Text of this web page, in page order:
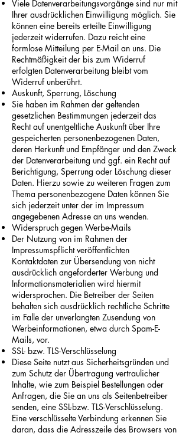
Viele Datenverarbeitungsvorgänge sind nur mit
Ihrer ausdrücklichen Einwilligung möglich. Sie
können eine bereits erteilte Einwilligung
jederzeit widerrufen. Dazu reicht eine
formlose Mitteilung per E-Mail an uns. Die
Rechtmäßigkeit der bis zum Widerruf
erfolgten Datenverarbeitung bleibt vom
Widerruf unberührt.
Auskunft, Sperrung, Löschung
Sie haben im Rahmen der geltenden
gesetzlichen Bestimmungen jederzeit das
Recht auf unentgeltliche Auskunft über Ihre
gespeicherten personenbezogenen Daten,
deren Herkunft und Empfänger und den Zweck
der Datenverarbeitung und ggf. ein Recht auf
Berichtigung, Sperrung oder Löschung dieser
Daten. Hierzu sowie zu weiteren Fragen zum
Thema personenbezogene Daten können Sie
sich jederzeit unter der im Impressum
angegebenen Adresse an uns wenden.
Widerspruch gegen Werbe-Mails
Der Nutzung von im Rahmen der
Impressumspflicht veröffentlichten
Kontaktdaten zur Übersendung von nicht
ausdrücklich angeforderter Werbung und
Informationsmaterialien wird hiermit
widersprochen. Die Betreiber der Seiten
behalten sich ausdrücklich rechtliche Schritte
im Falle der unverlangten Zusendung von
Werbeinformationen, etwa durch Spam-E-
Mails, vor.
SSL- bzw. TLS-Verschlüsselung
Diese Seite nutzt aus Sicherheitsgründen und
zum Schutz der Übertragung vertraulicher
Inhalte, wie zum Beispiel Bestellungen oder
Anfragen, die Sie an uns als Seitenbetreiber
senden, eine SSL-bzw. TLS-Verschlüsselung.
Eine verschlüsselte Verbindung erkennen Sie
daran, dass die Adresszeile des Browsers von